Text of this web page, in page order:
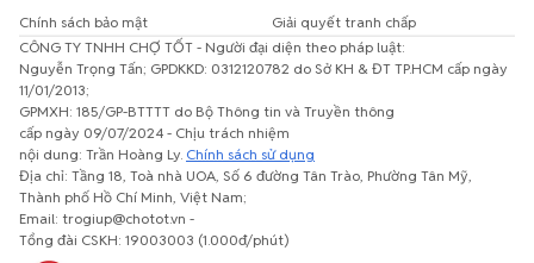
Chính sách bảo mật
Giải quyết tranh chấp
CÔNG TY TNHH CHỢ TỐT - Người đại diện theo pháp luật:
Nguyễn Trọng Tấn; GPDKKD: 0312120782 do Sở KH & ĐT TP.HCM cấp ngày
11/01/2013;
GPMXH: 185/GP-BTTTT do Bộ Thông tin và Truyền thông
cấp ngày 09/07/2024 - Chịu trách nhiệm
nội dung: Trần Hoàng Ly. Chính sách sử dụng
Địa chỉ: Tầng 18, Toà nhà UOA, Số 6 đường Tân Trào, Phường Tân Mỹ,
Thành phố Hồ Chí Minh, Việt Nam;
Email: trogiup@chotot.vn -
Tổng đài CSKH: 19003003 (1.000đ/phút)